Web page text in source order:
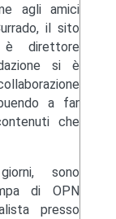
agli amici
il sito
direttore
si è
a far
che
sono
di OPN
presso